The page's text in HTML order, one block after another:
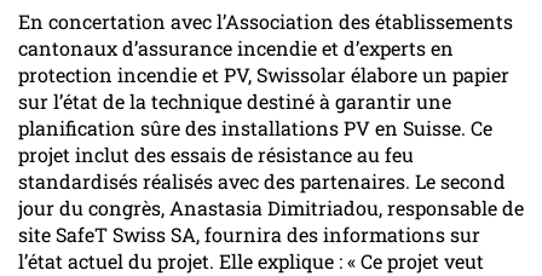
En concertation avec l’Association des établissements
cantonaux d’assurance incendie et d’experts en
protection incendie et PV, Swissolar élabore un papier
sur l’état de la technique destiné à garantir une
planification sûre des installations PV en Suisse. Ce
projet inclut des essais de résistance au feu
standardisés réalisés avec des partenaires. Le second
jour du congrès, Anastasia Dimitriadou, responsable de
site SafeT Swiss SA, fournira des informations sur
l’état actuel du projet. Elle explique : « Ce projet veut